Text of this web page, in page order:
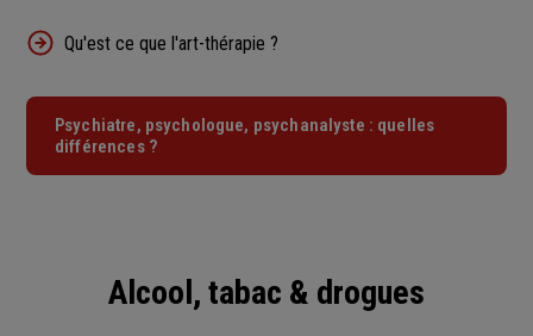
Qu'est ce que l'art-thérapie ?
Psychiatre, psychologue, psychanalyste : quelles
différences ?
Alcool, tabac & drogues